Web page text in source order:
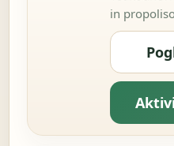
in